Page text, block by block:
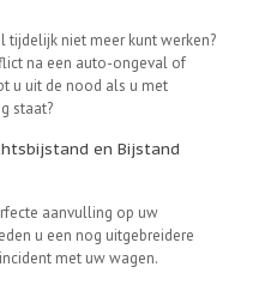
tijdelijk niet meer kunt werken?
na een auto-ongeval of
u uit de nood als u met
staat?
en Bijstand
aanvulling op uw
u een nog uitgebreidere
met uw wagen.